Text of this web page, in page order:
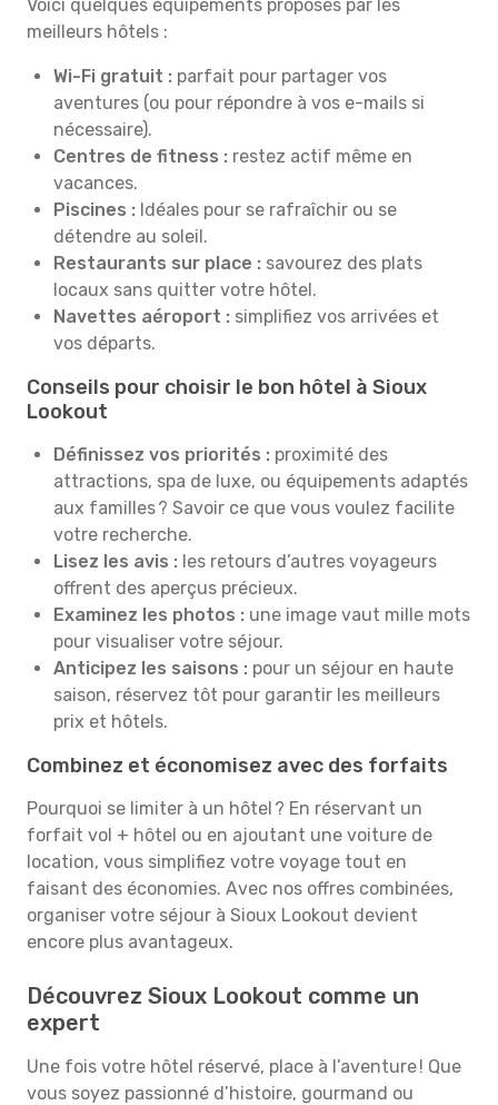
Voici quelques équipements proposés par les
meilleurs hôtels :
Wi-Fi gratuit : parfait pour partager vos
aventures (ou pour répondre à vos e-mails si
nécessaire).
Centres de fitness : restez actif même en
vacances.
Piscines : Idéales pour se rafraîchir ou se
détendre au soleil.
Restaurants sur place : savourez des plats
locaux sans quitter votre hôtel.
Navettes aéroport : simplifiez vos arrivées et
vos départs.
Conseils pour choisir le bon hôtel à Sioux
Lookout
Définissez vos priorités : proximité des
attractions, spa de luxe, ou équipements adaptés
aux familles ? Savoir ce que vous voulez facilite
votre recherche.
Lisez les avis : les retours d’autres voyageurs
offrent des aperçus précieux.
Examinez les photos : une image vaut mille mots
pour visualiser votre séjour.
Anticipez les saisons : pour un séjour en haute
saison, réservez tôt pour garantir les meilleurs
prix et hôtels.
Combinez et économisez avec des forfaits
Pourquoi se limiter à un hôtel ? En réservant un
forfait vol + hôtel ou en ajoutant une voiture de
location, vous simplifiez votre voyage tout en
faisant des économies. Avec nos offres combinées,
organiser votre séjour à Sioux Lookout devient
encore plus avantageux.
Découvrez Sioux Lookout comme un
expert
Une fois votre hôtel réservé, place à l’aventure ! Que
vous soyez passionné d’histoire, gourmand ou